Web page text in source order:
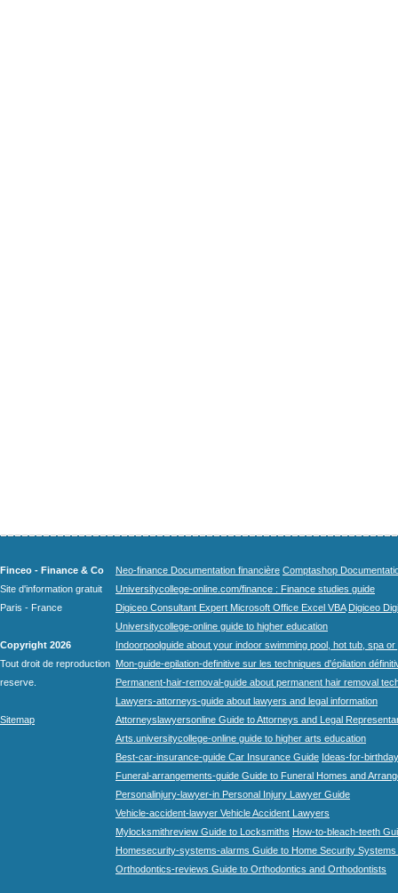
Finceo - Finance & Co
Site d'information gratuit
Paris - France
Copyright 2026
Tout droit de reproduction
reserve.
Sitemap
Neo-finance Documentation financière Comptashop
Universitycollege-online.com/finance : Finance studies guide
Digiceo Consultant Expert Microsoft Office Excel VBA Digiceo
Universitycollege-online guide to higher education
Indoorpoolguide about your indoor swimming pool, hot tub, spa
Mon-guide-epilation-definitive sur les techniques d'épilation
Permanent-hair-removal-guide about permanent hair removal
Lawyers-attorneys-guide about lawyers and legal information
Attorneyslawyersonline Guide to Attorneys and Legal
Arts.universitycollege-online guide to higher arts education
Best-car-insurance-guide Car Insurance Guide Ideas-for-
Funeral-arrangements-guide Guide to Funeral Homes and
Personalinjury-lawyer-in Personal Injury Lawyer Guide
Vehicle-accident-lawyer Vehicle Accident Lawyers
Mylocksmithreview Guide to Locksmiths How-to-bleach-teeth
Homesecurity-systems-alarms Guide to Home Security Systems
Orthodontics-reviews Guide to Orthodontics and Orthodontists